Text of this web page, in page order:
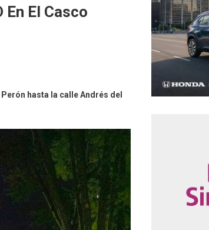
El Casco
hasta la calle Andrés del